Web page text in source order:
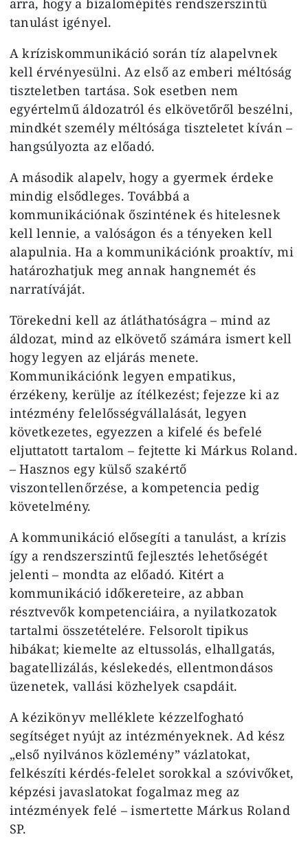
tanulást igényel.
A kríziskommunikáció során tíz alapelvnek
kell érvényesülni. Az első az emberi méltóság
tiszteletben tartása. Sok esetben nem
egyértelmű áldozatról és elkövetőről beszélni,
mindkét személy méltósága tiszteletet kíván –
hangsúlyozta az előadó.
A második alapelv, hogy a gyermek érdeke
mindig elsődleges. Továbbá a
kommunikációnak őszintének és hitelesnek
kell lennie, a valóságon és a tényeken kell
alapulnia. Ha a kommunikációnk proaktív, mi
határozhatjuk meg annak hangnemét és
narratíváját.
Törekedni kell az átláthatóságra – mind az
áldozat, mind az elkövető számára ismert kell
hogy legyen az eljárás menete.
Kommunikációnk legyen empatikus,
érzékeny, kerülje az ítélkezést; fejezze ki az
intézmény felelősségvállalását, legyen
következetes, egyezzen a kifelé és befelé
eljuttatott tartalom – fejtette ki Márkus Roland.
– Hasznos egy külső szakértő
viszontellenőrzése, a kompetencia pedig
követelmény.
A kommunikáció elősegíti a tanulást, a krízis
így a rendszerszintű fejlesztés lehetőségét
jelenti – mondta az előadó. Kitért a
kommunikáció időkereteire, az abban
résztvevők kompetenciáira, a nyilatkozatok
tartalmi összetételére. Felsorolt tipikus
hibákat; kiemelte az eltussolás, elhallgatás,
bagatellizálás, késlekedés, ellentmondásos
üzenetek, vallási közhelyek csapdáit.
A kézikönyv melléklete kézzelfogható
segítséget nyújt az intézményeknek. Ad kész
„első nyilvános közlemény” vázlatokat,
felkészíti kérdés-felelet sorokkal a szóvivőket,
képzési javaslatokat fogalmaz meg az
intézmények felé – ismertette Márkus Roland
SP.